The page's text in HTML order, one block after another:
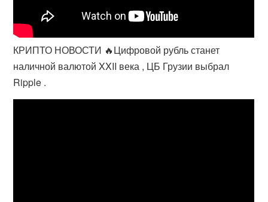
КРИПТО НОВОСТИ 🔥Цифровой рубль станет
наличной валютой XXII века , ЦБ Грузии выбрал
Ripple .